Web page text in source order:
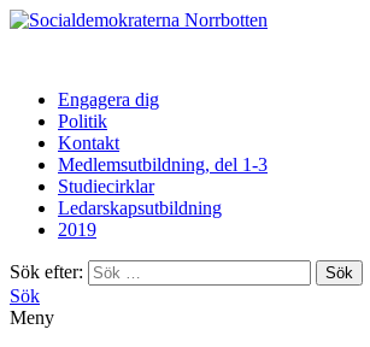
Norrbotten
Engagera dig
Politik
Kontakt
Medlemsutbildning, del 1-3
Studiecirklar
Ledarskapsutbildning
2019
Sök efter:
Sök
Meny